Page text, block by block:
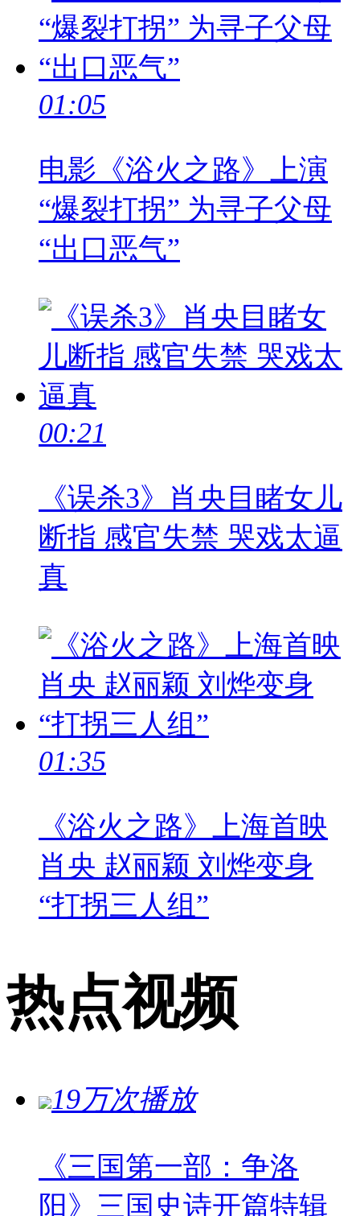
01:05
电影《浴火之路》上演
“爆裂打拐” 为寻子父母
“出口恶气”
00:21
《误杀3》肖央目睹女儿
断指 感官失禁 哭戏太逼
真
01:35
《浴火之路》上海首映
肖央 赵丽颖 刘烨变身
“打拐三人组”
热点视频
19万次播放
《三国第一部：争洛
阳》三国史诗开篇特辑